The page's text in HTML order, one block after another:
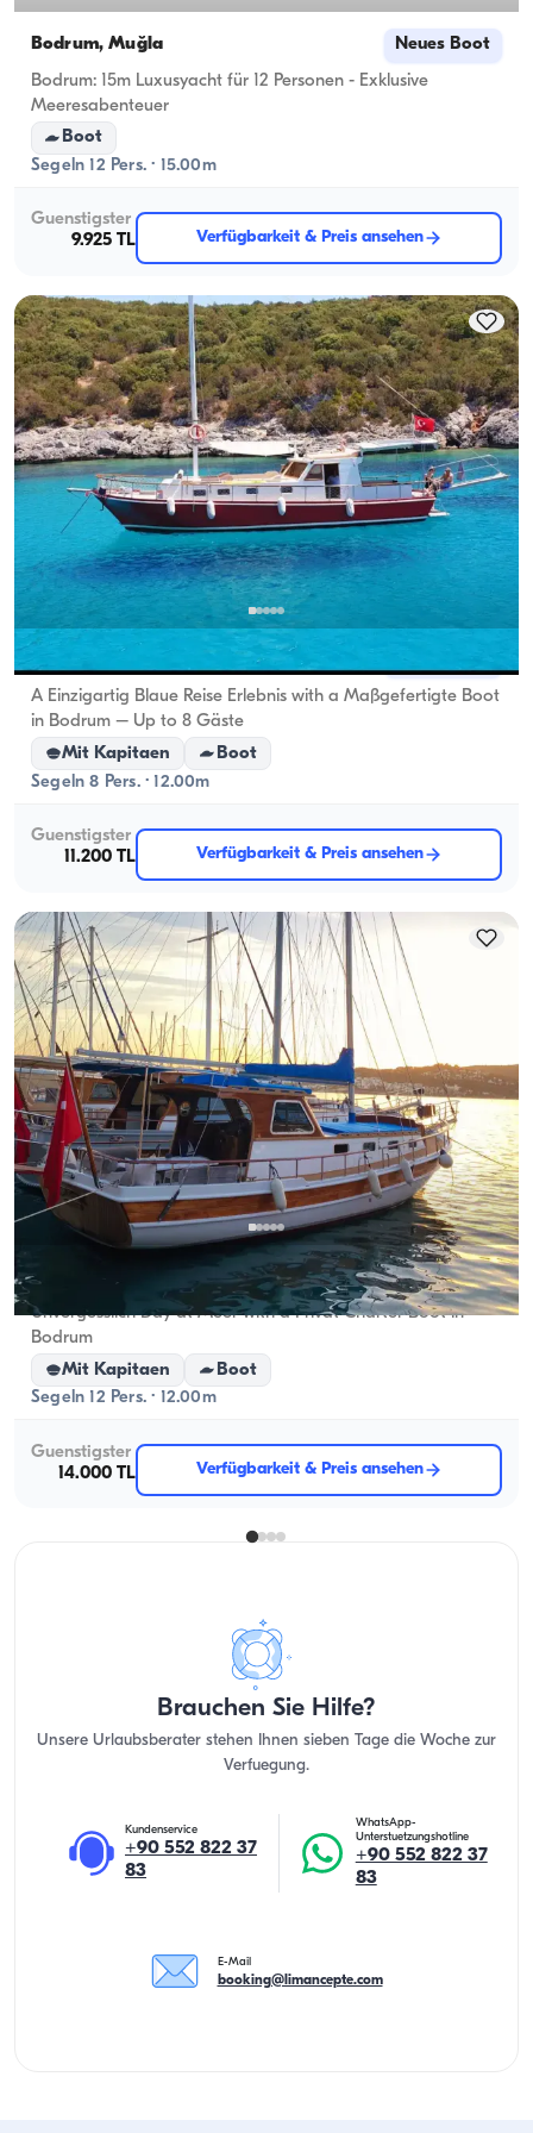
Bodrum, Muğla Neues Boot
Bodrum: 15m Luxusyacht für 12 Personen - Exklusive
Meeresabenteuer
Boot
Segeln 12 Pers. · 15.00m
Guenstigster
9.925 TL
Verfügbarkeit & Preis ansehen
A Einzigartig Blaue Reise Erlebnis with a Maßgefertigte Boot
in Bodrum – Up to 8 Gäste
Mit Kapitaen
Boot
Segeln 8 Pers. · 12.00m
Guenstigster
11.200 TL
Verfügbarkeit & Preis ansehen
Bodrum, Muğla Neues Boot
Unvergesslich Day at Meer with a Privat Charter Boot in
Bodrum
Mit Kapitaen
Boot
Segeln 12 Pers. · 12.00m
Guenstigster
14.000 TL
Verfügbarkeit & Preis ansehen
Brauchen Sie Hilfe?
Unsere Urlaubsberater stehen Ihnen sieben Tage die Woche zur
Verfuegung.
Kundenservice
+90 552 822 37
83
WhatsApp-
Unterstuetzungshotline
+90 552 822 37
83
E-Mail
booking@limancepte.com